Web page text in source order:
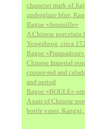
character mark of
underglaze blue,
Bague «Jonquille»
A Chinese porcelain
Yongzheng, circa
Bague «Pompadour».
Chinese Imperial
copper-red and
and period
Bague «BOULE»
A pair of Chinese
bottle vases,